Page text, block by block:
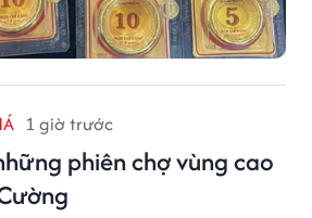
1 giờ trước
phiên chợ vùng cao